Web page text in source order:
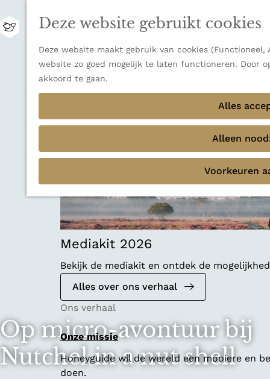
Deze website gebruikt cookies
Deze website maakt gebruik van cookies
website zo goed mogelijk te laten functioneren. Door
akkoord te gaan.
Alles
Alleen
Voorkeuren
M
n
u
bestemming voor wie houdt van natuur,
Sluiten
Thema's
Verborgen parels
Terug Ons verhaal
Mediakit 2026
Bekijk de mediakit en ontdek de
Alles over ons verhaal
Ons verhaal
Onze missie
Honeyguide wil de wereld een mooiere en
doen.
Op micro-avontuur bij
Nutchel in a nut shell